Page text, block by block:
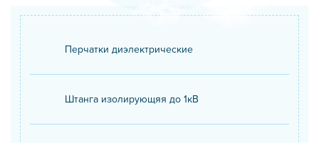
Перчатки диэлектрические
Штанга изолирующяя до 1кВ